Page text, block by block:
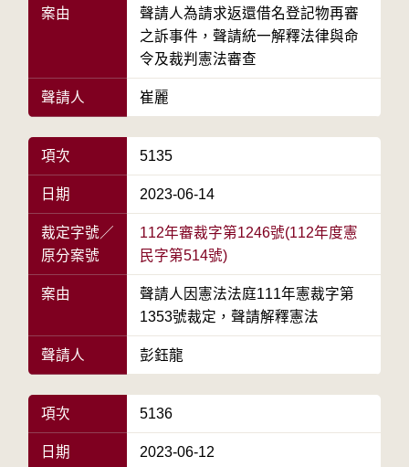
案由
聲請人為請求返還借名登記物再審
之訴事件，聲請統一解釋法律與命
令及裁判憲法審查
聲請人 崔麗
項次 5135
日期 2023-06-14
裁定字號／
原分案號
112年審裁字第1246號(112年度憲
民字第514號)
案由
聲請人因憲法法庭111年憲裁字第
1353號裁定，聲請解釋憲法
聲請人 彭鈺龍
項次 5136
日期 2023-06-12